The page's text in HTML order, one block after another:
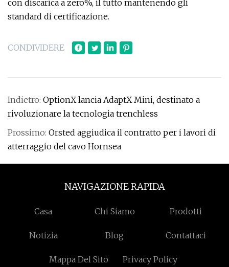
con discarica a zero%, il tutto mantenendo gli
standard di certificazione.
CONDIVIDERE
Indietro: OptionX lancia AdaptX Mini, destinato a
rivoluzionare la tecnologia trenchless
Prossimo: Orsted aggiudica il contratto per i lavori di
atterraggio del cavo Hornsea
NAVIGAZIONE RAPIDA
Casa Chi Siamo Prodotti
Notizia Blog Contattaci
Mappa Del Sito Privacy Policy